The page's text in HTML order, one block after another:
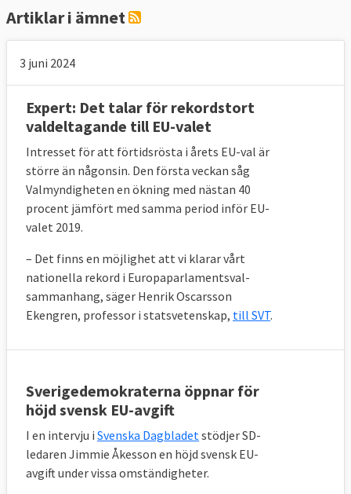
Artiklar i ämnet
3 juni 2024
Expert: Det talar för rekordstort
valdeltagande till EU-valet
Intresset för att förtidsrösta i årets EU-val är
större än någonsin. Den första veckan såg
Valmyndigheten en ökning med nästan 40
procent jämfört med samma period inför EU-
valet 2019.
– Det finns en möjlighet att vi klarar vårt
nationella rekord i Europaparlamentsval-
sammanhang, säger Henrik Oscarsson
Ekengren, professor i statsvetenskap, till SVT.
Sverigedemokraterna öppnar för
höjd svensk EU-avgift
I en intervju i Svenska Dagbladetstödjer SD-
ledaren Jimmie Åkesson en höjd svensk EU-
avgift under vissa omständigheter.